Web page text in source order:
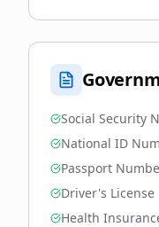
Social Security
National ID
Passport
Driver's License
Health